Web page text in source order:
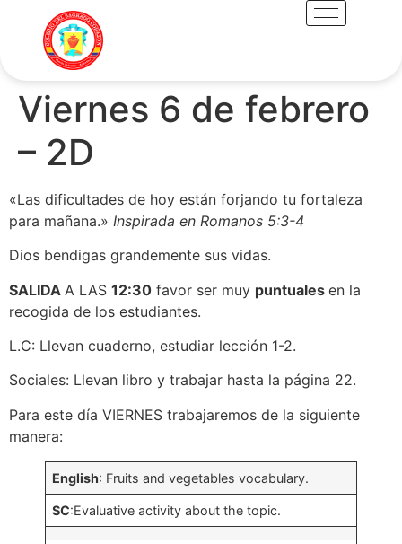
Viernes 6 de febrero
– 2D
«Las dificultades de hoy están forjando tu fortaleza
para mañana.» Inspirada en Romanos 5:3-4
Dios bendigas grandemente sus vidas.
SALIDA A LAS 12:30 favor ser muy puntuales en la
recogida de los estudiantes.
L.C: Llevan cuaderno, estudiar lección 1-2.
Sociales: Llevan libro y trabajar hasta la página 22.
Para este día VIERNES trabajaremos de la siguiente
manera:
English: Fruits and vegetables vocabulary.
SC:Evaluative activity about the topic.